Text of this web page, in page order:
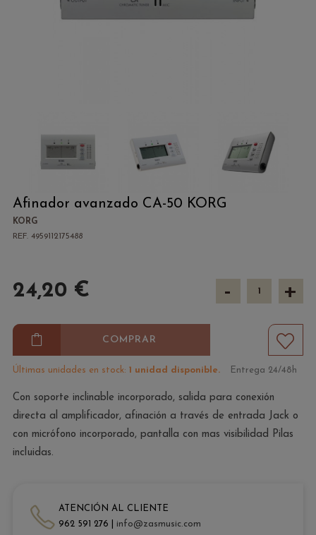
Afinador avanzado CA-50 KORG
KORG
REF. 4959112175488
24,20 € - +
COMPRAR
Últimas unidades en stock: 1 unidad disponible. Entrega 24/48h
Con soporte inclinable incorporado, salida para conexión
directa al amplificador, afinación a través de entrada Jack o
con micrófono incorporado, pantalla con mas visibilidad Pilas
incluidas.
ATENCIÓN AL CLIENTE
962 591 276 | info@zasmusic.com